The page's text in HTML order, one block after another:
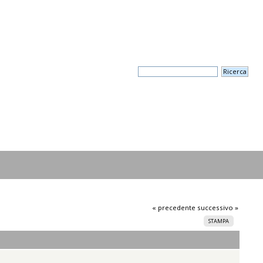
« precedente successivo »
STAMPA